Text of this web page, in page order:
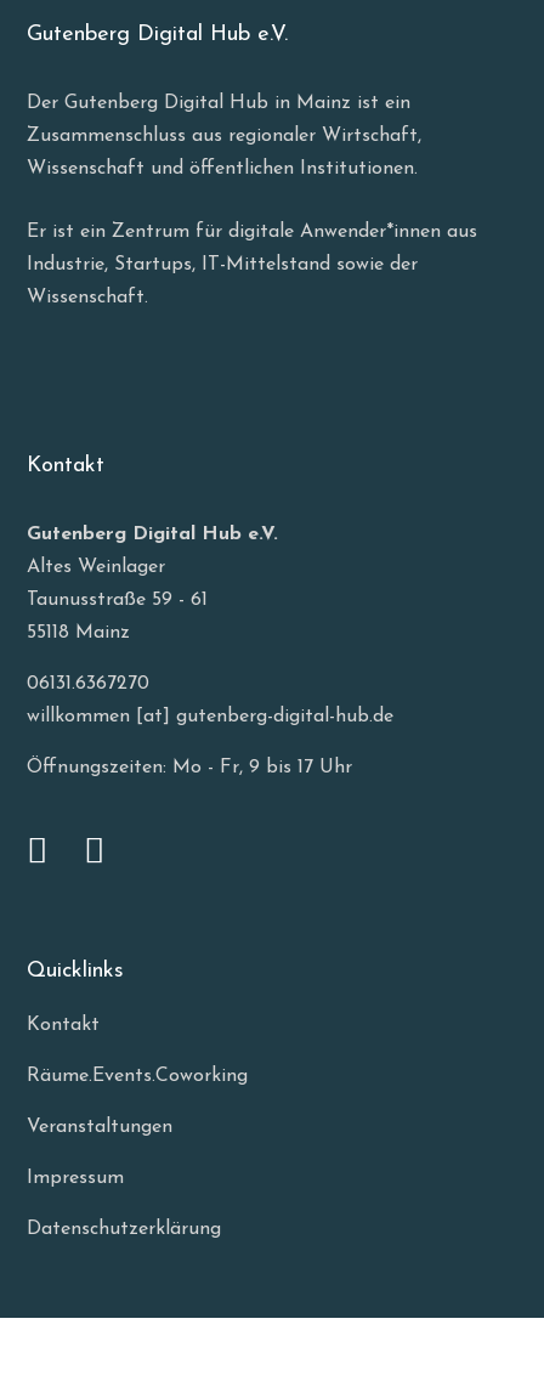
Gutenberg Digital Hub e.V.
Der Gutenberg Digital Hub in Mainz ist ein
Zusammenschluss aus regionaler Wirtschaft,
Wissenschaft und öffentlichen Institutionen.
Er ist ein Zentrum für digitale Anwender*innen aus
Industrie, Startups, IT-Mittelstand sowie der
Wissenschaft.
Kontakt
Gutenberg Digital Hub e.V.
Altes Weinlager
Taunusstraße 59 - 61
55118 Mainz
06131.6367270
willkommen [at] gutenberg-digital-hub.de
Öffnungszeiten: Mo - Fr, 9 bis 17 Uhr
Quicklinks
Kontakt
Räume.Events.Coworking
Veranstaltungen
Impressum
Datenschutzerklärung